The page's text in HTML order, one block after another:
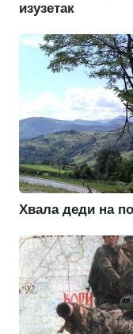
изузетак
Хвала деди на